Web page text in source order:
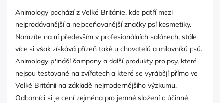
Animology pochází z Velké Británie, kde patří mezi
nejprodávanější a nejoceňovanější značky psí kosmetiky.
Narazíte na ní především v profesionálních salónech, stále
více si však získává přízeň také u chovatelů a milovníků psů.
Animology přináší šampony a další produkty pro psy, které
nejsou testované na zvířatech a které se vyrábějí přímo ve
Velké Británii na základě nejmodernějšího výzkumu.
Odborníci si je cení zejména pro jemné složení a účinné